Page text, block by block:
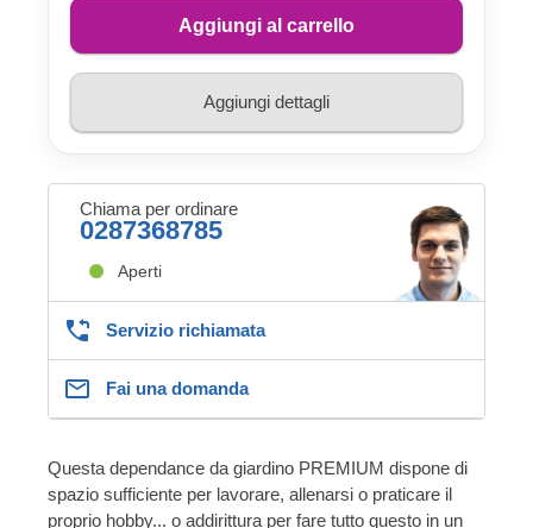
Aggiungi al carrello
Aggiungi dettagli
Chiama per ordinare
0287368785
Aperti
Servizio richiamata
Fai una domanda
Questa dependance da giardino PREMIUM dispone di
spazio sufficiente per lavorare, allenarsi o praticare il
proprio hobby... o addirittura per fare tutto questo in un